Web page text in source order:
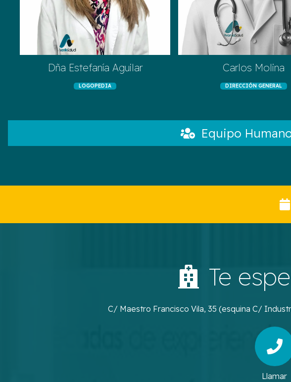
Dña Estefanía Aguilar
LOGOPEDIA
Carlos Molina
DIRECCIÓN GENERAL
Equipo
Te
C/ Maestro Francisco Vila, 35 (esquina C/
Llamar